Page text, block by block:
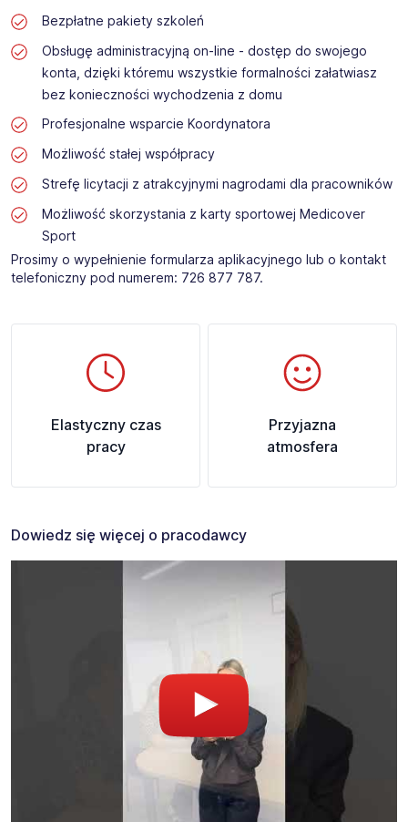
Bezpłatne pakiety szkoleń
Obsługę administracyjną on-line - dostęp do swojego
konta, dzięki któremu wszystkie formalności załatwiasz
bez konieczności wychodzenia z domu
Profesjonalne wsparcie Koordynatora
Możliwość stałej współpracy
Strefę licytacji z atrakcyjnymi nagrodami dla pracowników
Możliwość skorzystania z karty sportowej Medicover
Sport
Prosimy o wypełnienie formularza aplikacyjnego lub o kontakt
telefoniczny pod numerem: 726 877 787.​
Elastyczny czas
pracy
Przyjazna
atmosfera
Dowiedz się więcej o pracodawcy